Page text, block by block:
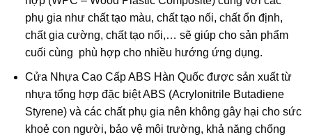
phụ gia như chất tạo màu, chất tạo nối, chất ổn định,
chất gia cường, chất tạo nổi,… sẽ giúp cho sản phẩm
cuối cùng phù hợp cho nhiều hướng ứng dụng.
Cửa Nhựa Cao Cấp ABS Hàn Quốc được sản xuất từ
nhựa tổng hợp đặc biệt ABS (Acrylonitrile Butadiene
Styrene) và các chất phụ gia nên không gây hại cho sức
khoẻ con người, bảo vệ môi trường, khả năng chống